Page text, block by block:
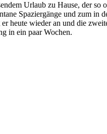
Urlaub zu Hause, der
Spaziergänge und zum in
heute wieder an und die
in ein paar Wochen.